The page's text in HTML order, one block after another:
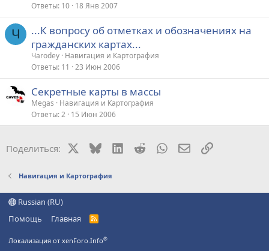
Ответы 10 18 Янв 2007
Ч
...К вопросу об отметках и обозначениях на
гражданских картах...
Чarodey Навигация и Картография
Ответы 11 23 Июн 2006
Секретные карты в массы
Megas
Навигация и Картография
Ответы 2 15 Июн 2006
Поделиться: BlueskyLinkedIn
RedditWhatsAppЭлектронная
Ссылка
Навигация и Картография
Russian (RU)
Помощь
Главная
R
Локализация от xenForo.Info®